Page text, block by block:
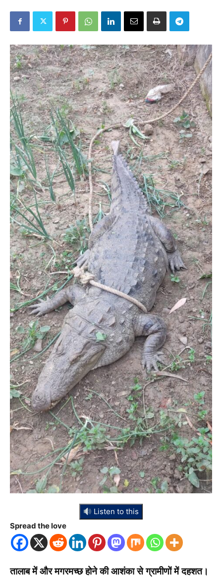
Listen to this
Spread the love
तालाब में और मगरमच्छ होने की आशंका से ग्रामीणों में दहशत।